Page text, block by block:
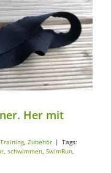
Zubehör
Her mit
Training, Zubehör | Tags:
, schwimmen, SwimRun,